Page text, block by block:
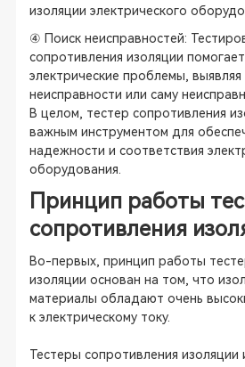
изоляции электрического
④ Поиск неисправностей:
сопротивления изоляции
электрические проблемы, выявляя
неисправности или саму
В целом, тестер сопротивления
важным инструментом для
надежности и соответствия
оборудования.
Принцип работы
сопротивления
Во-первых, принцип работы
изоляции основан на том, что
материалы обладают очень
к электрическому току.
Тестеры сопротивления изоляции